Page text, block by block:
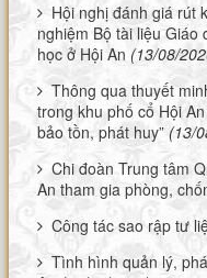
Hội nghị đánh giá rút
nghiệm Bộ tài liệu Giáo
học ở Hội An (13/08/
Thông qua thuyết
trong khu phố cổ Hội
bảo tồn, phát huy” (13/
Chi đoàn Trung tâm
An tham gia phòng,
Công tác sao rập tư
Tình hình quản lý,